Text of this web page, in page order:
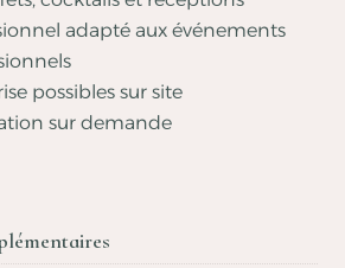
adapté aux événements
possibles sur site
sur demande